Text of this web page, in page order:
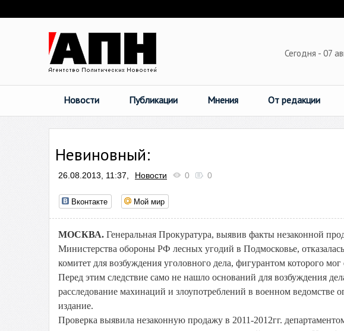
Сегодня - 07
Новости Публикации Мнения От редакции
Невиновный:
26.08.2013, 11:37, Новости 0 0
Вконтакте Мой мир
МОСКВА. Генеральная Прокуратура, выявив факты незаконной
Министерства обороны РФ лесных угодий в Подмосковье,
комитет для возбуждения уголовного дела, фигурантом которого
Перед этим следствие само не нашло оснований для возбуждения
расследование махинаций и злоупотреблений в военном ведомстве
издание.
Проверка выявила незаконную продажу в 2011-2012гг.